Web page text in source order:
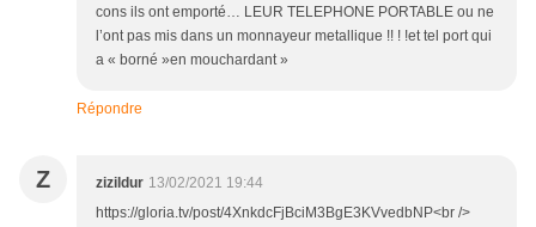
cons ils ont emporté… LEUR TELEPHONE PORTABLE ou ne
l’ont pas mis dans un monnayeur metallique !! ! !et tel port qui
a « borné »en mouchardant »
Répondre
Z zizildur 13/02/2021 19:44
https://gloria.tv/post/4XnkdcFjBciM3BgE3KVvedbNP<br />